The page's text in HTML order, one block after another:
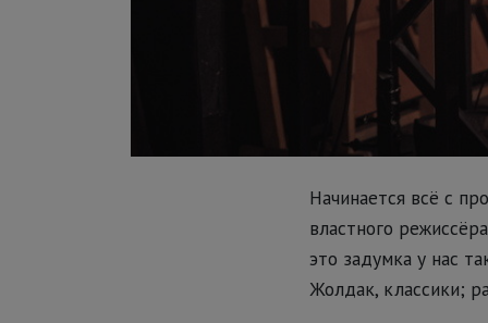
Начинается всё с
властного
это задумка у нас
Жолдак, классики;